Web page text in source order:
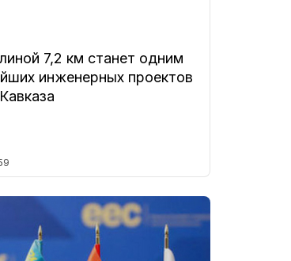
7,2 км станет одним
инженерных проектов